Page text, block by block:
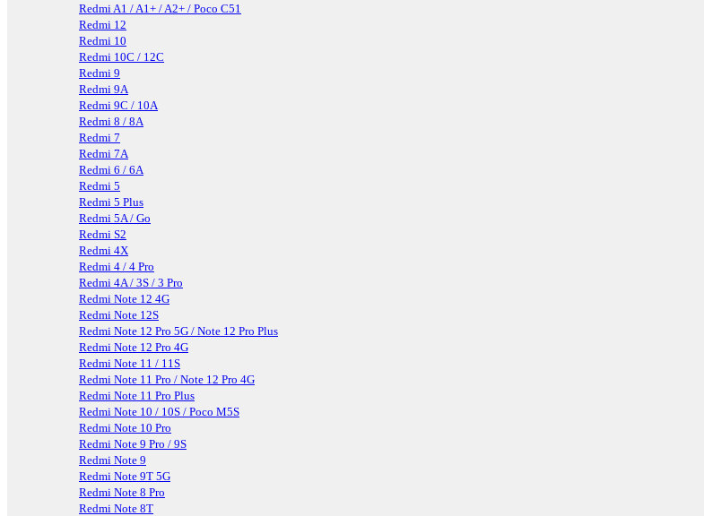
Redmi A1 / A1+ / A2+ / Poco C51
Redmi 12
Redmi 10
Redmi 10C / 12C
Redmi 9
Redmi 9A
Redmi 9C / 10A
Redmi 8 / 8A
Redmi 7
Redmi 7A
Redmi 6 / 6A
Redmi 5
Redmi 5 Plus
Redmi 5A / Go
Redmi S2
Redmi 4X
Redmi 4 / 4 Pro
Redmi 4A / 3S / 3 Pro
Redmi Note 12 4G
Redmi Note 12S
Redmi Note 12 Pro 5G / Note 12 Pro Plus
Redmi Note 12 Pro 4G
Redmi Note 11 / 11S
Redmi Note 11 Pro / Note 12 Pro 4G
Redmi Note 11 Pro Plus
Redmi Note 10 / 10S / Poco M5S
Redmi Note 10 Pro
Redmi Note 9 Pro / 9S
Redmi Note 9
Redmi Note 9T 5G
Redmi Note 8 Pro
Redmi Note 8T